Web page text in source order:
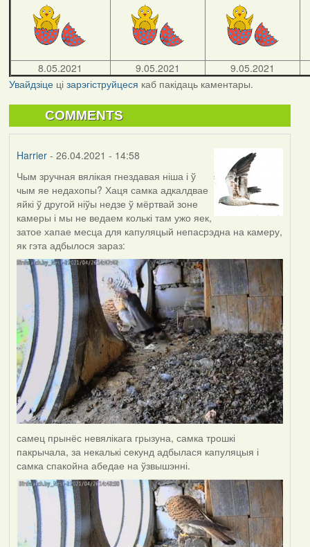
8.05.2021 9.05.2021
9.05.2021
Увайдзіцеці зарэгіструйцеся каб пакідаць каментары.
COMMENTS
Harrier- 26.04.2021 - 14:58
Чым зручная вялікая гнездавая ніша і ў
чым яе недахопы? Хаця самка адкалдвае
яйкі ў другой ніўы недзе ў мёртвай зоне
камеры і мы не ведаем колькі там ужо яек,
затое хапае месца для капуляцый непасрэдна на камеру,
як гэта адбылося зараз:
самец прынёс невялікага грызуна, самка трошкі
пакрычала, за некалькі секунд адбылася капуляцыя і
самка спакойна абедае на ўзвышэнні.